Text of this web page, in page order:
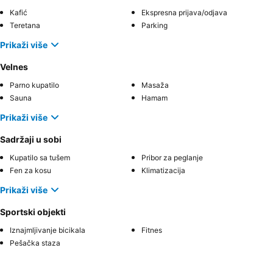
Kafić
Ekspresna prijava/odjava
Teretana
Parking
Prikaži više
Velnes
Parno kupatilo
Masaža
Sauna
Hamam
Prikaži više
Sadržaji u sobi
Kupatilo sa tušem
Pribor za peglanje
Fen za kosu
Klimatizacija
Prikaži više
Sportski objekti
Iznajmljivanje bicikala
Fitnes
Pešačka staza